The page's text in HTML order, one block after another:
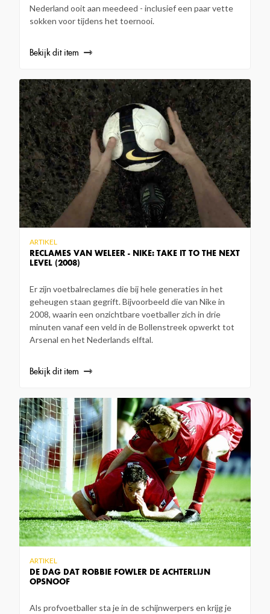
Nederland ooit aan meedeed - inclusief een paar vette
sokken voor tijdens het toernooi.
Bekijk dit item
RECLAMES VAN WELEER - NIKE: TAKE IT TO THE NEXT
LEVEL (2008)
ARTIKEL
Er zijn voetbalreclames die bij hele generaties in het
geheugen staan gegrift. Bijvoorbeeld die van Nike in
2008, waarin een onzichtbare voetballer zich in drie
minuten vanaf een veld in de Bollenstreek opwerkt tot
Arsenal en het Nederlands elftal.
Bekijk dit item
DE DAG DAT ROBBIE FOWLER DE ACHTERLIJN
OPSNOOF
ARTIKEL
Als profvoetballer sta je in de schijnwerpers en krijg je